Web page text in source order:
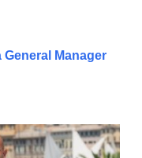
Manager